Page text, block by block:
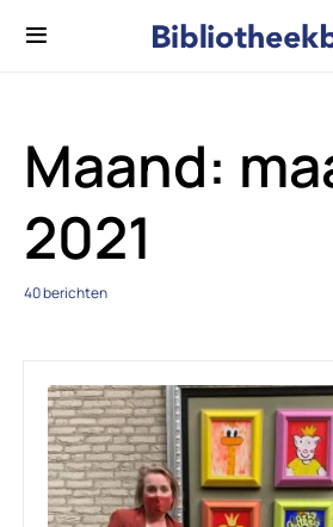
Maand:
2021
40 berichten